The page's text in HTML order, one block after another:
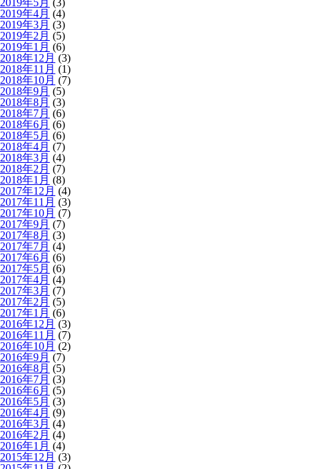
2019年5月 (3)
2019年4月 (4)
2019年3月 (3)
2019年2月 (5)
2019年1月 (6)
2018年12月 (3)
2018年11月 (1)
2018年10月 (7)
2018年9月 (5)
2018年8月 (3)
2018年7月 (6)
2018年6月 (6)
2018年5月 (6)
2018年4月 (7)
2018年3月 (4)
2018年2月 (7)
2018年1月 (8)
2017年12月 (4)
2017年11月 (3)
2017年10月 (7)
2017年9月 (7)
2017年8月 (3)
2017年7月 (4)
2017年6月 (6)
2017年5月 (6)
2017年4月 (4)
2017年3月 (7)
2017年2月 (5)
2017年1月 (6)
2016年12月 (3)
2016年11月 (7)
2016年10月 (2)
2016年9月 (7)
2016年8月 (5)
2016年7月 (3)
2016年6月 (5)
2016年5月 (3)
2016年4月 (9)
2016年3月 (4)
2016年2月 (4)
2016年1月 (4)
2015年12月 (3)